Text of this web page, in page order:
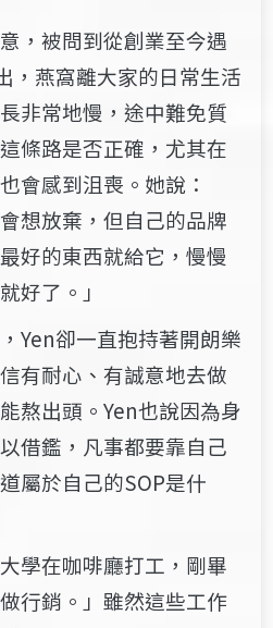
，被問到從創業至今遇
，燕窩離大家的日常生活
非常地慢，途中難免質
條路是否正確，尤其在
會感到沮喪。她說：
想放棄，但自己的品牌
好的東西就給它，慢慢
好了。」
Yen卻一直抱持著開朗樂
有耐心、有誠意地去做
熬出頭。Yen也說因為身
借鑑，凡事都要靠自己
屬於自己的SOP是什
學在咖啡廳打工，剛畢
行銷。」雖然這些工作